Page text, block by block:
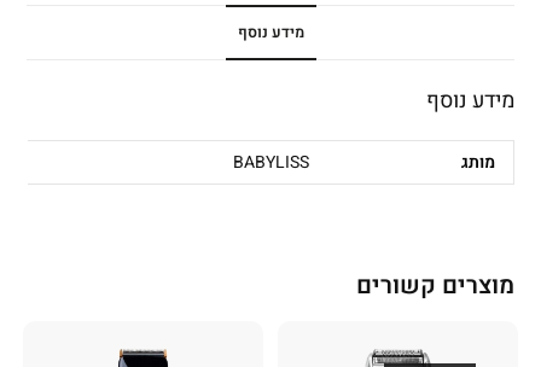
מידע נוסף
מידע נוסף
מותג BABYLISS
מוצרים קשורים